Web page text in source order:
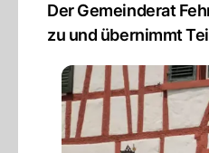
Der Gemeinderat
zu und übernimmt